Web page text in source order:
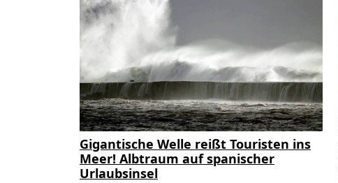
Gigantische Welle reißt Touristen ins
Meer! Albtraum auf spanischer
Urlaubsinsel